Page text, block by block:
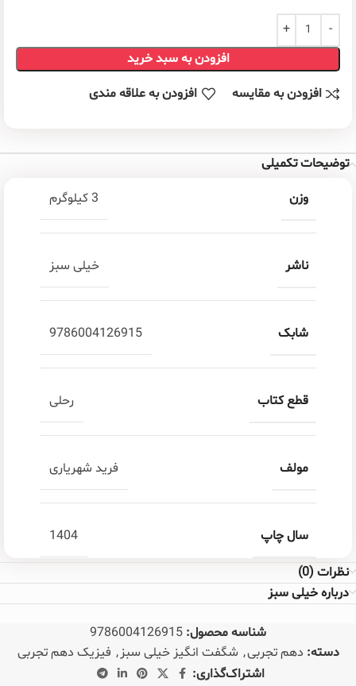
افزودن به سبد خرید
افزودن به مقایسه افزودن به علاقه مندی
توضیحات تکمیلی
وزن
3 کیلوگرم
ناشر خیلی سبز
شابک 9786004126915
قطع کتاب رحلی
مولف فرید شهریاری
سال چاپ 1404
نظرات (0)
درباره خیلی سبز
شناسه محصول: 9786004126915
دسته: دهم تجربی, شگفت انگیز خیلی سبز , فیزیک دهم تجربی
اشتراک‌گذاری: